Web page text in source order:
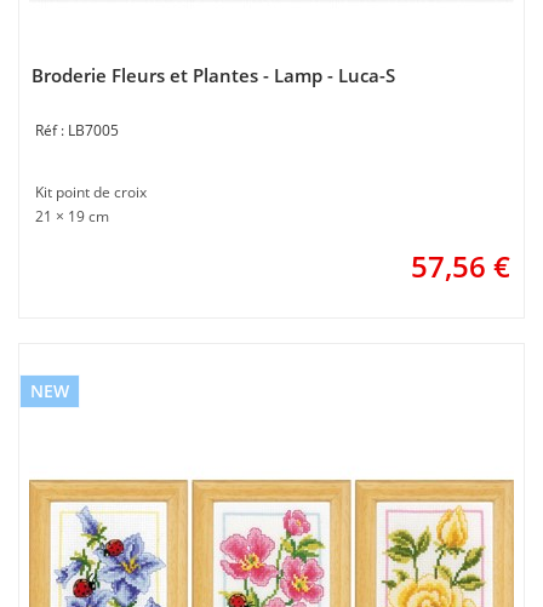
Broderie Fleurs et Plantes - Lamp - Luca-S
LB7005
Kit point de croix
21 × 19 cm
57,56 €
NEW